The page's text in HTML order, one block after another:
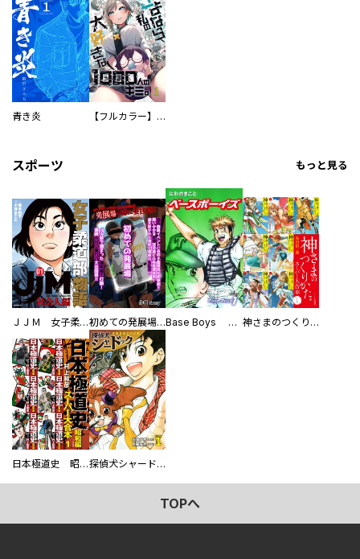
青き炎 【フルカラー】さよなら、私の大好きな１０００人のキミ。
スポーツ もっと見る
ＪＪＭ 女子柔道部物語 社会人編 初めての発展場 【白抜き修正版】 Base Boys 新装版 神さまのつくりかた。スーパー大合本
日本極道史 昭和編 スーパー大合本 探偵犬シャードック（新装版）
TOPへ